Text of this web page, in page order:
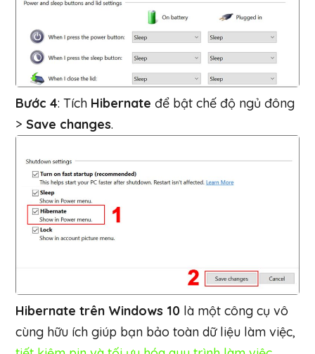
Bước 4: Tích Hibernate để bật chế độ ngủ đông
> Save changes.
Hibernate trên Windows 10 là một công cụ vô
cùng hữu ích giúp bạn bảo toàn dữ liệu làm việc,